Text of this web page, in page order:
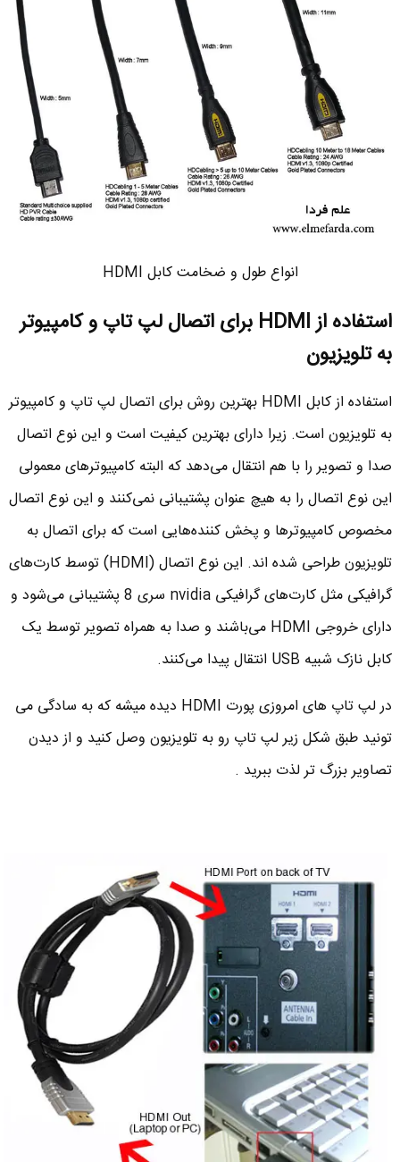
انواع طول و ضخامت کابل HDMI
استفاده ازHDMI برای اتصال لپ تاپ و کامپیوتر
به تلویزیون
استفاده از کابل HDMI بهترین روش برای اتصال لپ تاپ و کامپیوتر
به تلویزیون است. زیرا دارای بهترین کیفیت است و این نوع اتصال
صدا و تصویر را با هم انتقال می‌دهد که البته کامپیوترهای معمولی
این نوع اتصال را به هیچ عنوان پشتیبانی نمی‌کنند و این نوع اتصال
مخصوص کامپیوتر‌ها و پخش کننده‌هایی است که برای اتصال به
تلویزیون طراحی شده اند. این نوع اتصال (HDMI) توسط کارت‌های
گرافیکی مثل کارت‌های گرافیکی nvidia سری 8 پشتیبانی می‌شود و
دارای خروجی HDMI می‌باشند و صدا به همراه تصویر توسط یک
کابل نازک شبیه USB انتقال پیدا می‌کنند.
در لپ تاپ های امروزی پورت HDMI دیده میشه که به سادگی می
تونید طبق شکل زیر لپ تاپ رو به تلویزیون وصل کنید و از دیدن
تصاویر بزرگ تر لذت ببرید .